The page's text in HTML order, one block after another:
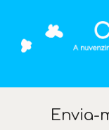
content
Envia-